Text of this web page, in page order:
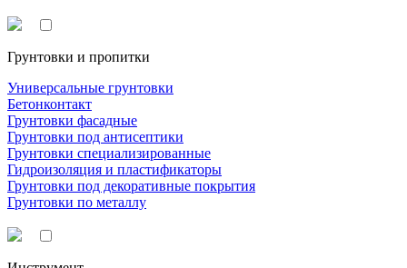
Грунтовки и пропитки
Универсальные грунтовки
Бетонконтакт
Грунтовки фасадные
Грунтовки под антисептики
Грунтовки специализированные
Гидроизоляция и пластификаторы
Грунтовки под декоративные покрытия
Грунтовки по металлу